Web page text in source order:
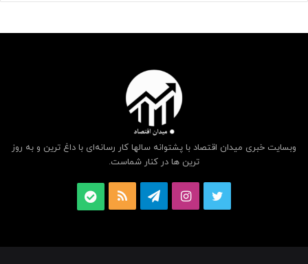
وبسایت خبری میدان اقتصاد با پشتوانه سالها کار رسانه‌ای با داغ ترین و به روز
ترین ها در کنار شماست.
توییتر اینستاگرام
تلگرام خوراک